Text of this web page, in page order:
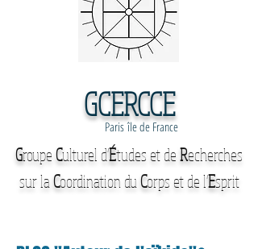
GCERCCE
Paris île de France
GroupeCulturel d'Études et deRecherches
sur laCoordination duCorps et de l'Esprit